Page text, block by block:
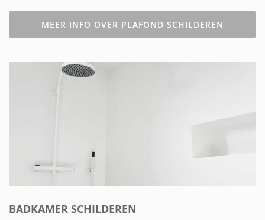
MEER INFO OVER PLAFOND SCHILDEREN
BADKAMER SCHILDEREN